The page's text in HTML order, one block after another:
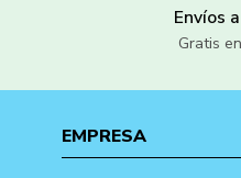
Envíos
Gratis
EMPRESA